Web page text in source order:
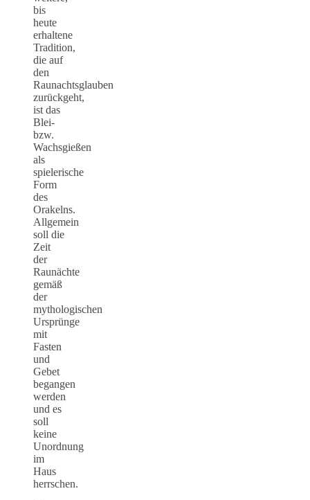
bis
heute
erhaltene
Tradition,
die auf
den
Raunachtsglauben
zurückgeht,
ist das
Blei-
bzw.
Wachsgießen
als
spielerische
Form
des
Orakelns.
Allgemein
soll die
Zeit
der
Raunächte
gemäß
der
mythologischen
Ursprünge
mit
Fasten
und
Gebet
begangen
werden
und es
soll
keine
Unordnung
im
Haus
herrschen.